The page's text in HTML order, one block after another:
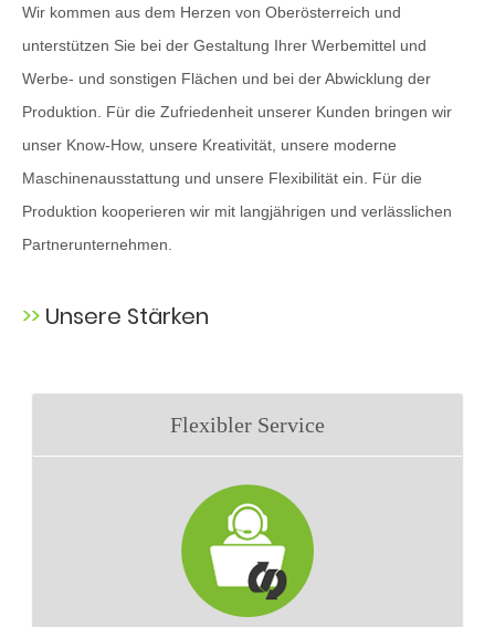
Team
KONTAKT
Wir kommen aus dem Herzen von Oberösterreich und
unterstützen Sie bei der Gestaltung Ihrer Werbemittel und
Werbe- und sonstigen Flächen und bei der Abwicklung der
Produktion. Für die Zufriedenheit unserer Kunden bringen wir
unser Know-How, unsere Kreativität, unsere moderne
Maschinenausstattung und unsere Flexibilität ein. Für die
Produktion kooperieren wir mit langjährigen und verlässlichen
Partnerunternehmen.
Unsere Stärken
Flexibler Service